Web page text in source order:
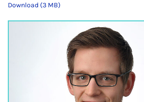
Download (3 MB)